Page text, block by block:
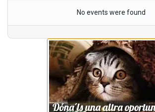
No events were found